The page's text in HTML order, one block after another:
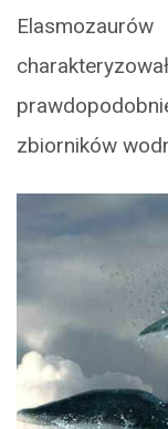
Elasmozaurów
zbiorników